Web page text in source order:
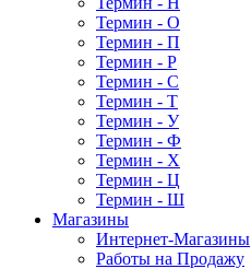
Термин - О
Термин - П
Термин - Р
Термин - С
Термин - Т
Термин - У
Термин - Ф
Термин - Х
Термин - Ц
Термин - Ш
Магазины
Интернет-Магазины
Работы на Продажу